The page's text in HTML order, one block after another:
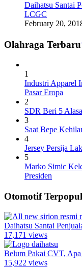
Daihatsu Santai
LCGC
February 20,
Olahraga Terbaru
1
Industri Apparel
Pasar Eropa
2
SDR Beri 5
3
Saat Bepe
4
Jersey Persija
5
Marko Simic
Presiden
Otomotif
Daihatsu Santai
17,171 views
Belum Pakai CVT,
15,922 views